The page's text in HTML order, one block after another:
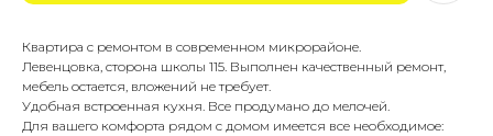
Квартира с ремонтом в современном микрорайоне.
Левенцовка, сторона школы 115. Выполнен качественный ремонт,
мебель остается, вложений не требует.
Удобная встроенная кухня. Все продумано до мелочей.
Для вашего комфорта рядом с домом имеется все необходимое: